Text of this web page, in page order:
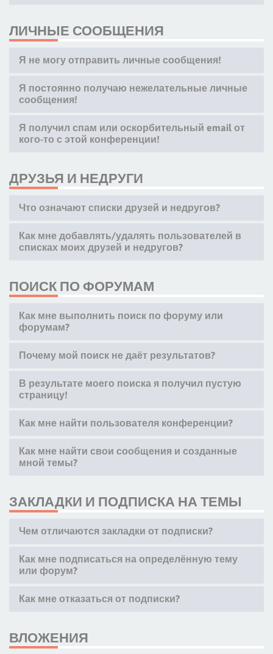
ЛИЧНЫЕ СООБЩЕНИЯ
Я не могу отправить личные сообщения!
Я постоянно получаю нежелательные личные
сообщения!
Я получил спам или оскорбительный email от
кого-то с этой конференции!
ДРУЗЬЯ И НЕДРУГИ
Что означают списки друзей и недругов?
Как мне добавлять/удалять пользователей в
списках моих друзей и недругов?
ПОИСК ПО ФОРУМАМ
Как мне выполнить поиск по форуму или
форумам?
Почему мой поиск не даёт результатов?
В результате моего поиска я получил пустую
страницу!
Как мне найти пользователя конференции?
Как мне найти свои сообщения и созданные
мной темы?
ЗАКЛАДКИ И ПОДПИСКА НА ТЕМЫ
Чем отличаются закладки от подписки?
Как мне подписаться на определённую тему
или форум?
Как мне отказаться от подписки?
ВЛОЖЕНИЯ